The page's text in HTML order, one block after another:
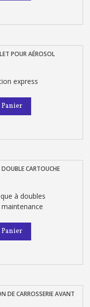
POUR AÉROSOL
express
CARTOUCHE
à doubles
DE CARROSSERIE AVANT